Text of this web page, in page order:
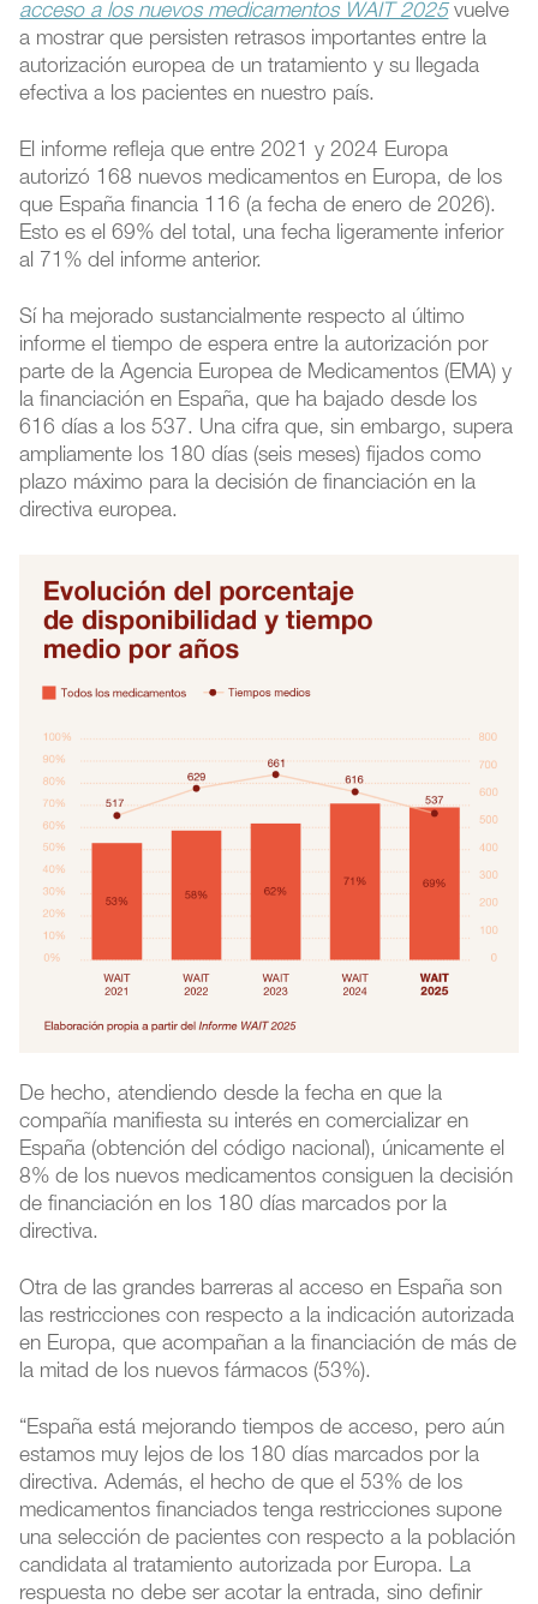
acceso a los nuevos medicamentos WAIT 2025 vuelve
a mostrar que persisten retrasos importantes entre la
autorización europea de un tratamiento y su llegada
efectiva a los pacientes en nuestro país.
El informe refleja que entre 2021 y 2024 Europa
autorizó 168 nuevos medicamentos en Europa, de los
que España financia 116 (a fecha de enero de 2026).
Esto es el 69% del total, una fecha ligeramente inferior
al 71% del informe anterior.
Sí ha mejorado sustancialmente respecto al último
informe el tiempo de espera entre la autorización por
parte de la Agencia Europea de Medicamentos (EMA) y
la financiación en España, que ha bajado desde los
616 días a los 537. Una cifra que, sin embargo, supera
ampliamente los 180 días (seis meses) fijados como
plazo máximo para la decisión de financiación en la
directiva europea.
De hecho, atendiendo desde la fecha en que la
compañía manifiesta su interés en comercializar en
España (obtención del código nacional), únicamente el
8% de los nuevos medicamentos consiguen la decisión
de financiación en los 180 días marcados por la
directiva.
Otra de las grandes barreras al acceso en España son
las restricciones con respecto a la indicación autorizada
en Europa, que acompañan a la financiación de más de
la mitad de los nuevos fármacos (53%).
“España está mejorando tiempos de acceso, pero aún
estamos muy lejos de los 180 días marcados por la
directiva. Además, el hecho de que el 53% de los
medicamentos financiados tenga restricciones supone
una selección de pacientes con respecto a la población
candidata al tratamiento autorizada por Europa. La
respuesta no debe ser acotar la entrada, sino definir